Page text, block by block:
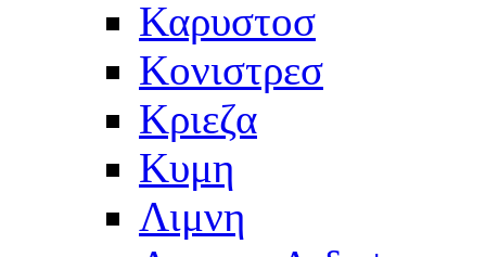
Καρυστοσ
Κονιστρεσ
Κριεζα
Κυμη
Λιμνη